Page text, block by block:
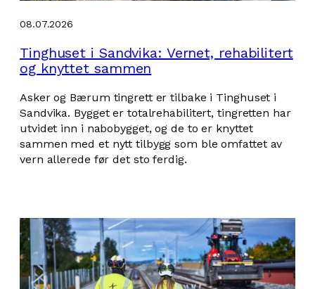
08.07.2026
Tinghuset i Sandvika: Vernet, rehabilitert
og knyttet sammen
Asker og Bærum tingrett er tilbake i Tinghuset i
Sandvika. Bygget er totalrehabilitert, tingretten har
utvidet inn i nabobygget, og de to er knyttet
sammen med et nytt tilbygg som ble omfattet av
vern allerede før det sto ferdig.